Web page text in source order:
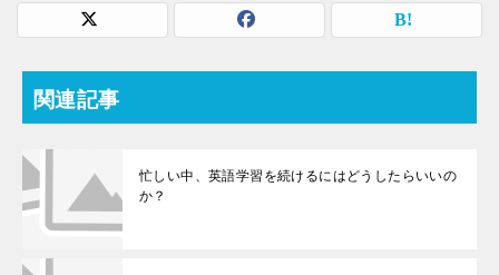
関連記事
忙しい中、英語学習を続けるにはどうしたらいいの
か？